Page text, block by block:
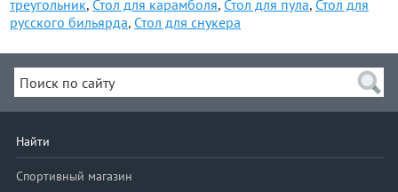
треугольник, Стол для карамболя, Стол для пула, Стол для
русского бильярда, Стол для снукера
Найти
Спортивный магазин